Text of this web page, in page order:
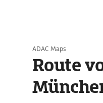
ADAC Maps
Route